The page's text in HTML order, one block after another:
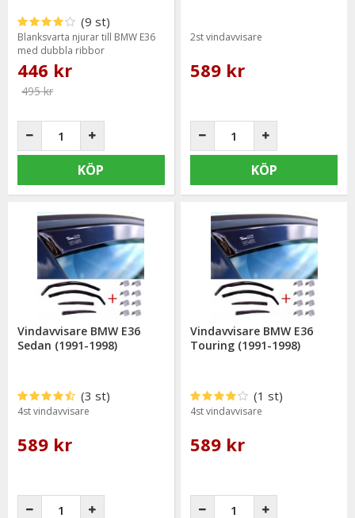
(9 st)
Blanksvarta njurar till BMW E36
med dubbla ribbor
Passar BMW E36 utan facelift
(årsmodell 1990-1996)
446 kr
495 kr
KÖP
2st vindavvisare
589 kr
KÖP
Vindavvisare BMW E36
Sedan (1991-1998)
(3 st)
4st vindavvisare
589 kr
Vindavvisare BMW E36
Touring (1991-1998)
(1 st)
4st vindavvisare
589 kr